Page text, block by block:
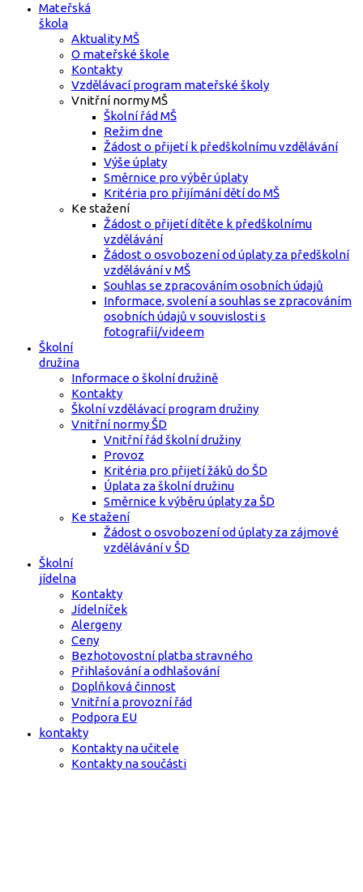
Mateřská
škola
Aktuality MŠ
O mateřské škole
Kontakty
Vzdělávací program mateřské školy
Vnitřní normy MŠ
Školní řád MŠ
Režim dne
Žádost o přijetí k předškolnímu vzdělávání
Výše úplaty
Směrnice pro výběr úplaty
Kritéria pro přijímání dětí do MŠ
Ke stažení
Žádost o přijetí dítěte k předškolnímu
vzdělávání
Žádost o osvobození od úplaty za předškolní
vzdělávání v MŠ
Souhlas se zpracováním osobních údajů
Informace, svolení a souhlas se zpracováním
osobních údajů v souvislosti s
fotografií/videem
Školní
družina
Informace o školní družině
Kontakty
Školní vzdělávací program družiny
Vnitřní normy ŠD
Vnitřní řád školní družiny
Provoz
Kritéria pro přijetí žáků do ŠD
Úplata za školní družinu
Směrnice k výběru úplaty za ŠD
Ke stažení
Žádost o osvobození od úplaty za zájmové
vzdělávání v ŠD
Školní
jídelna
Kontakty
Jídelníček
Alergeny
Ceny
Bezhotovostní platba stravného
Přihlašování a odhlašování
Doplňková činnost
Vnitřní a provozní řád
Podpora EU
kontakty
Kontakty na učitele
Kontakty na součásti